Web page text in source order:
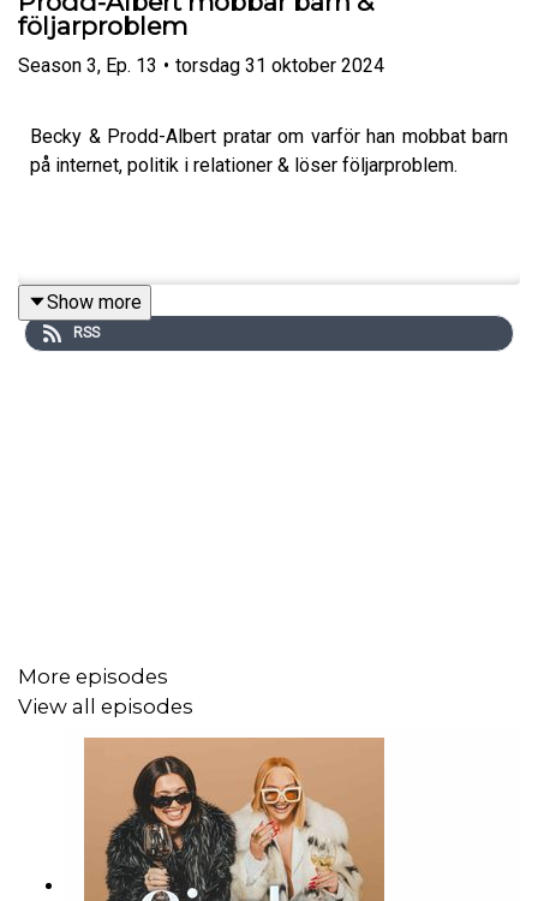
följarproblem
Season 3, Ep. 13 • torsdag 31 oktober 2024
Becky & Prodd-Albert pratar om varför han mobbat barn
på internet, politik i relationer & löser följarproblem.
Show more
RSS
More episodes
View all episodes